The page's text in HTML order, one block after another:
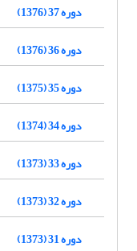
دوره 37 (1376)
دوره 36 (1376)
دوره 35 (1375)
دوره 34 (1374)
دوره 33 (1373)
دوره 32 (1373)
دوره 31 (1373)